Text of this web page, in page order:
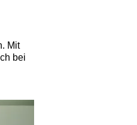
Mit
bei